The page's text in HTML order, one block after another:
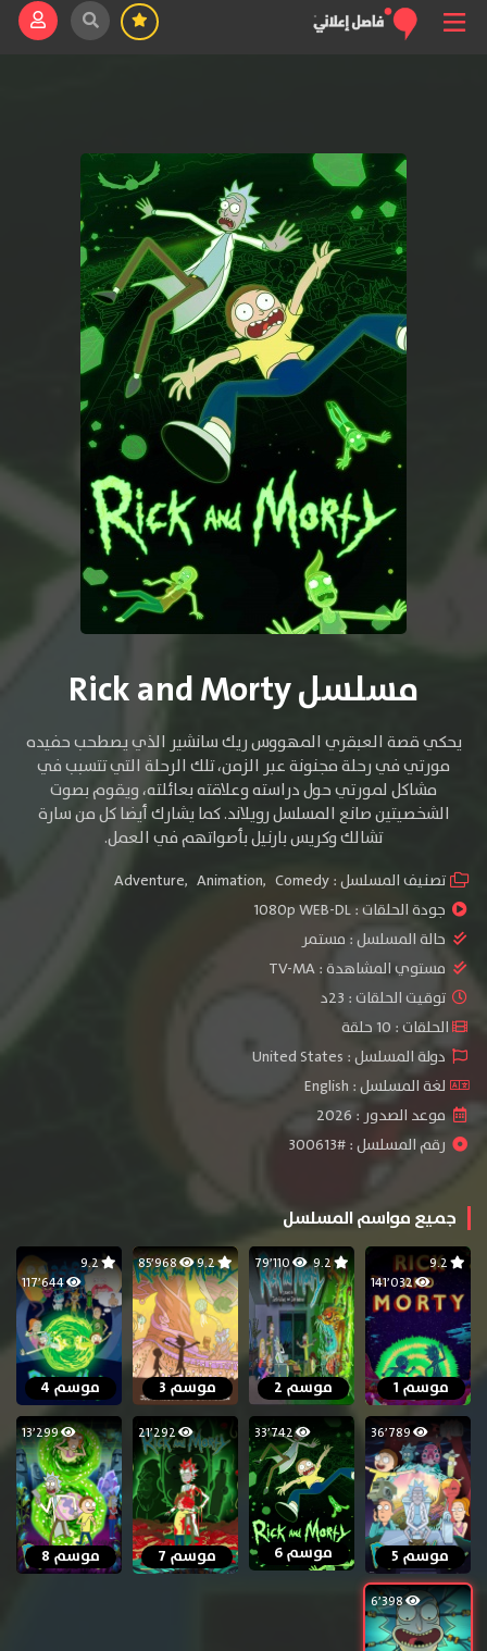
مسلسل Rick and Morty
يحكي قصة العبقري المهووس ريك سانشير الذي يصطحب حفيده
مورتي في رحلة مجنونة عبر الزمن، تلك الرحلة التي تتسبب في
مشاكل لمورتي حول دراسته وعلاقته بعائلته، ويقوم بصوت
الشخصيتين صانع المسلسل رويلاند. كما يشارك أيضا كل من سارة
تشالك وكريس بارنيل بأصواتهم في العمل.
تصنيف المسلسل : Adventure, Animation, Comedy
جودة الحلقات :1080p WEB-DL
حالة المسلسل : مستمر
مستوي المشاهدة :TV-MA
توقيت الحلقات : 23د
الحلقات : 10 حلقة
دولة المسلسل : United States
لغة المسلسل : English
موعد الصدور : 2026
رقم المسلسل : #300613
جميع مواسم المسلسل
141٬032
موسم 1
9.2 79٬110
موسم 2
9.2 85٬968
موسم 3
9.2
117٬644
موسم 4
36٬789
موسم 5
33٬742
موسم 6
21٬292
موسم 7
13٬299
موسم 8
6٬398